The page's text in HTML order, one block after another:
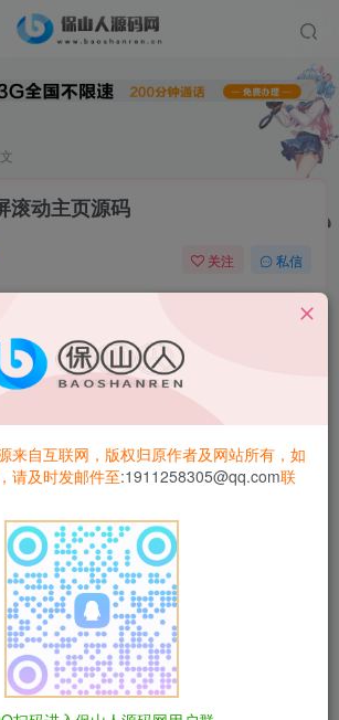
滚动主页源码
关注 私信
人博客全屏滚动个人主页源码下载
来自互联网，版权归原作者及网站所有，如
请及时发邮件至:1911258305@qq.com联